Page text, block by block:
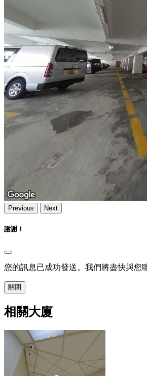
Previous Next
謝謝！
您的訊息已成功發送。我們將盡快與您
關閉
相關大廈